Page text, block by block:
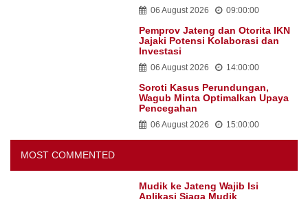
06 August 2026 09:00:00
Pemprov Jateng dan Otorita IKN
Jajaki Potensi Kolaborasi dan
Investasi
06 August 2026 14:00:00
Soroti Kasus Perundungan,
Wagub Minta Optimalkan Upaya
Pencegahan
06 August 2026 15:00:00
MOST COMMENTED
Mudik ke Jateng Wajib Isi
Aplikasi Siaga Mudik